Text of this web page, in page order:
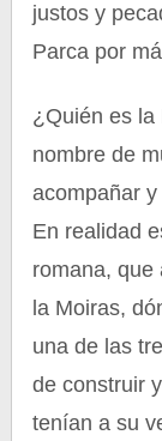
justos y
Parca por
¿Quién es la
nombre de
acompañar
En realidad
romana, que
la Moiras,
una de las
de construir
tenían a su